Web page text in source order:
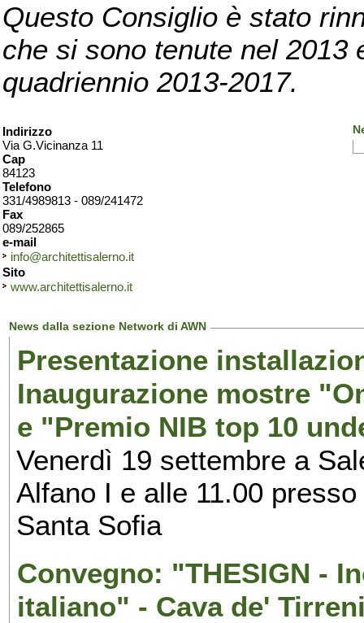
Questo Consiglio è stato
che si sono tenute nel 2013
quadriennio 2013-2017.
Indirizzo
Via G.Vicinanza 11
Cap
84123
Telefono
331/4989813 - 089/241472
Fax
089/252865
e-mail
info@architettisalerno.it
Sito
www.architettisalerno.it
News dalla sezione Network di AWN
Presentazione
Inaugurazione mostre
e "Premio NIB top 10
Venerdì 19 settembre a
Alfano I e alle 11.00
Santa Sofia
Convegno: "THESIGN -
italiano" - Cava de'